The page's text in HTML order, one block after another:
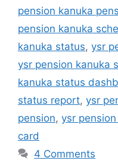
pension kanuka
pension kanuka
kanuka status, ysr
ysr pension kanuka
kanuka status
status report, ysr
pension, ysr
card
4 Comments